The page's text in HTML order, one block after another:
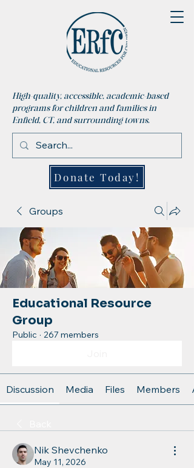
High-quality, accessible, academic-based
programs for children and families in
Enfield, CT, and surrounding towns.
Donate Today!
Groups
Educational Resource
Group
Public · 267 members
Discussion Media Files Members
Nik Shevchenko
May 11, 2026